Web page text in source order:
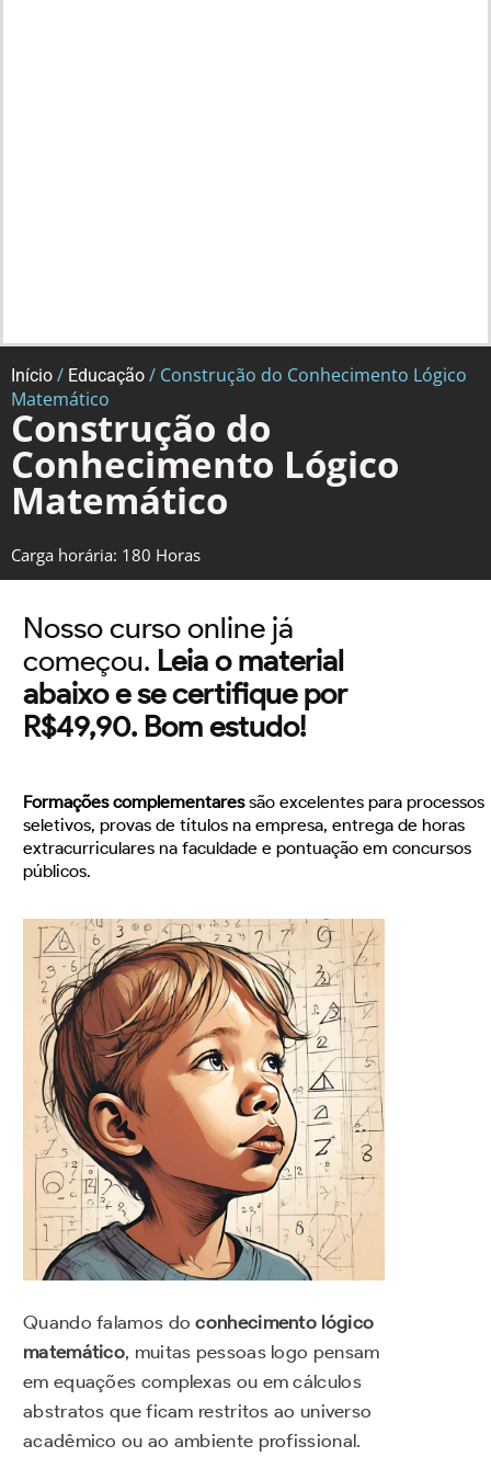
Início / Educação / Construção do Conhecimento Lógico
Matemático
Construção do
Conhecimento Lógico
Matemático
Carga horária: 180 Horas
Nosso curso online já
começou. Leia o material
abaixo e se certifique por
R$49,90. Bom estudo!
Formações complementaressão excelentes para processos
seletivos, provas de títulos na empresa, entrega de horas
extracurriculares na faculdade e pontuação em concursos
públicos.
Quando falamos doconhecimento lógico
matemático, muitas pessoas logo pensam
em equações complexas ou em cálculos
abstratos que ficam restritos ao universo
acadêmico ou ao ambiente profissional.